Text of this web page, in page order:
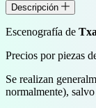
Descripción
Escenografía de
Precios por piezas
Se realizan
normalmente),